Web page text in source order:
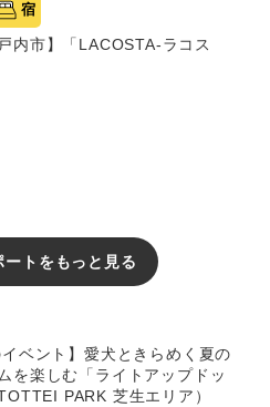
宿
内市】「LACOSTA-ラコス
ートをもっと見る
イベント】愛犬ときらめく夏の
を楽しむ「ライトアップドッ
PARK 芝生エリア）